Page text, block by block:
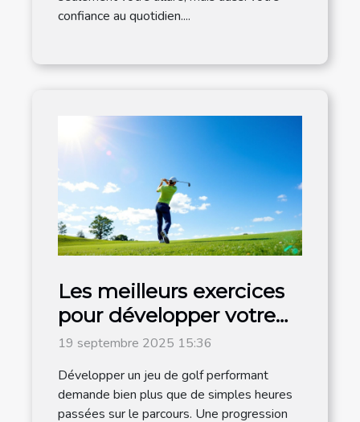
confiance au quotidien....
Les meilleurs exercices
pour développer votre
jeu de golf
19 septembre 2025 15:36
Développer un jeu de golf performant
demande bien plus que de simples heures
passées sur le parcours. Une progression